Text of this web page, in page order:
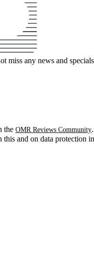
miss any news and
the OMR Reviews Community
and on data protection